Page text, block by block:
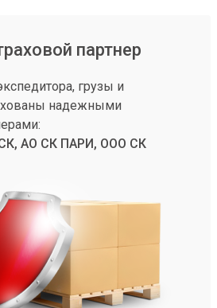
партнер
грузы и
надежными
АО СК ПАРИ, ООО СК